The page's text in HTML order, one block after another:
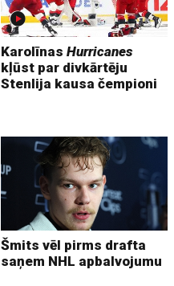
KarolīnasHurricanes
kļūst par divkārtēju
Stenlija kausa čempioni
Šmits vēl pirms drafta
saņem NHL apbalvojumu